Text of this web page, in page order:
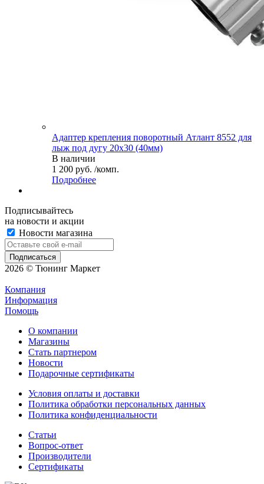
Адаптер крепления поворотный Атлант 8552 для
лыж под дугу 20х30 (40мм)
В наличии
1 200 руб. /комп.
Подробнее
Подписывайтесь
на новости и акции
Новости магазина
2026 © Тюнинг Маркет
Компания
Информация
Помощь
О компании
Магазины
Стать партнером
Новости
Подарочные сертификаты
Условия оплаты и доставки
Политика обработки персональных данных
Политика конфиденциальности
Статьи
Вопрос-ответ
Производители
Сертификаты